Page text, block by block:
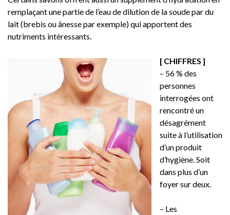
remplaçant une partie de l’eau de dilution de la soude par du
lait (brebis ou ânesse par exemple) qui apportent des
nutriments intéressants.
[ CHIFFRES ]
– 56 % des
personnes
interrogées ont
rencontré un
désagrément
suite à l’utilisation
d’un produit
d’hygiène. Soit
dans plus d’un
foyer sur deux.
– Les